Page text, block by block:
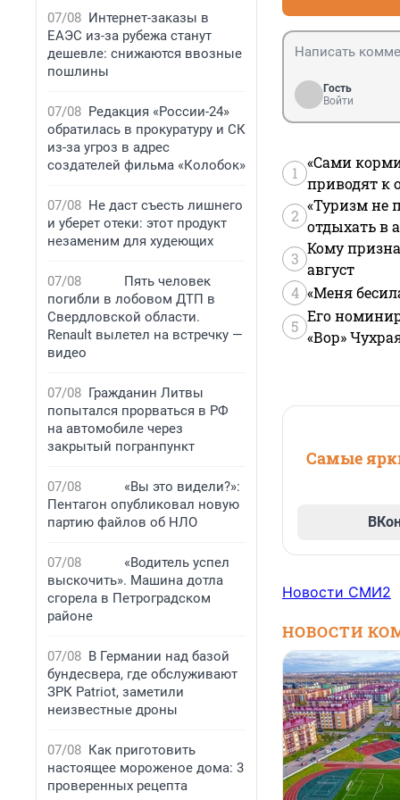
07/08 Интернет-заказы в
ЕАЭС из-за рубежа станут
дешевле: снижаются ввозные
пошлины
07/08 Редакция «России-24»
обратилась в прокуратуру и СК
из-за угроз в адрес
создателей фильма «Колобок»
07/08 Не даст съесть лишнего
и уберет отеки: этот продукт
незаменим для худеющих
07/08
Пять человек
погибли в лобовом ДТП в
Свердловской области.
Renault вылетел на встречку —
видео
07/08 Гражданин Литвы
попытался прорваться в РФ
на автомобиле через
закрытый погранпункт
07/08
«Вы это видели?»:
Пентагон опубликовал новую
партию файлов об НЛО
07/08
«Водитель успел
выскочить». Машина дотла
сгорела в Петроградском
районе
07/08 В Германии над базой
бундесвера, где обслуживают
ЗРК Patriot, заметили
неизвестные дроны
07/08 Как приготовить
настоящее мороженое дома: 3
проверенных рецепта
Гость
Войти
1
«Сами
приводят к
2
«Туризм не
отдыхать в
3
Кому
август
4 «Меня
5
Его
«Вор»
Самые
Новости СМИ2
НОВОСТИ